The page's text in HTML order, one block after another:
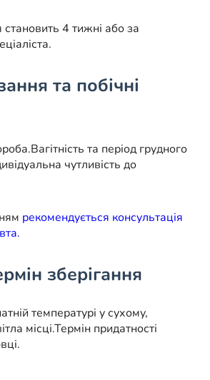
становить 4 тижні або за
та побічні
Вагітність та період грудного
чутливість до
рекомендується консультація
зберігання
температурі у сухому,
місці.Термін придатності